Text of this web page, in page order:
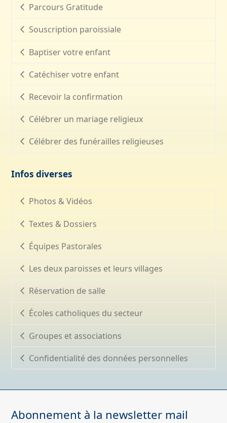
Parcours Gratitude
Souscription paroissiale
Baptiser votre enfant
Catéchiser votre enfant
Recevoir la confirmation
Célébrer un mariage religieux
Célébrer des funérailles religieuses
Infos diverses
Photos & Vidéos
Textes & Dossiers
Équipes Pastorales
Les deux paroisses et leurs villages
Réservation de salle
Écoles catholiques du secteur
Groupes et associations
Confidentialité des données personnelles
Abonnement à la newsletter mail